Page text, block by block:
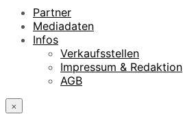
Partner
Mediadaten
Infos
Verkaufsstellen
Impressum & Redaktion
AGB
×